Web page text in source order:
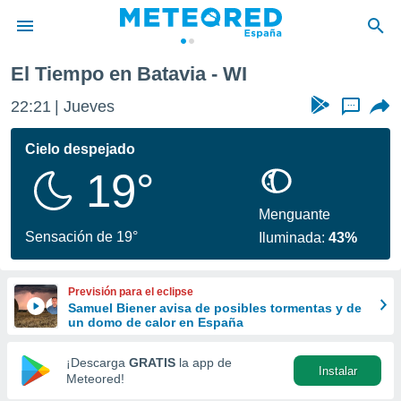
de
por
se
calidad.
a este
las
y
forma
digital
basada
El Tiempo en Batavia - WI
22:21 Jueves ...
Cielo despejado
19°
Sensación de 19°
Menguante
Iluminada:43%
Previsión para el eclipse
Samuel Biener avisa de posibles tormentas y de
un domo de calor en España
¡Descarga GRATIS la app de
Meteored!
Instalar